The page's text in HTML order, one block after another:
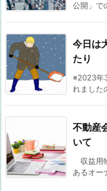
公開」で
今日は
たり
※2023年
れました
不動産
いて
収益用
あるオー